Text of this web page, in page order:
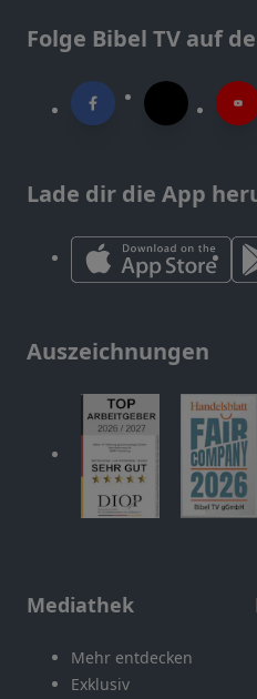
Folge Bibel TV auf
Lade dir die App
Auszeichnungen
Mediathek
Mehr entdecken
Exklusiv